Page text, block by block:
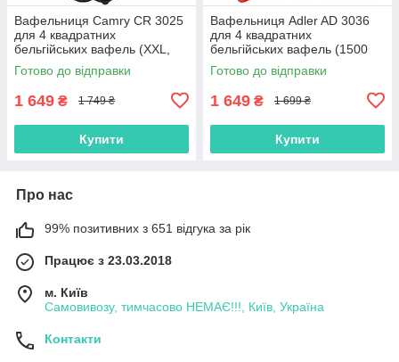
Вафельниця Camry CR 3025
для 4 квадратних
бельгійських вафель (XXL,
1500Вт, Польща)
Готово до відправки
1 649 ₴ 1 749 ₴
Купити
Вафельниця Adler AD 3036
для 4 квадратних
бельгійських вафель (1500
Вт, Польща)
Готово до відправки
1 649 ₴ 1 699 ₴
Купити
Про нас
99% позитивних з 651 відгука за рік
Працює з 23.03.2018
м. Київ
Самовивозу, тимчасово НЕМАЄ!!!, Київ, Україна
Контакти